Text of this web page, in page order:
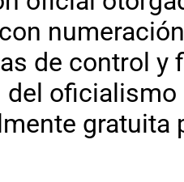
de control y
gratuita